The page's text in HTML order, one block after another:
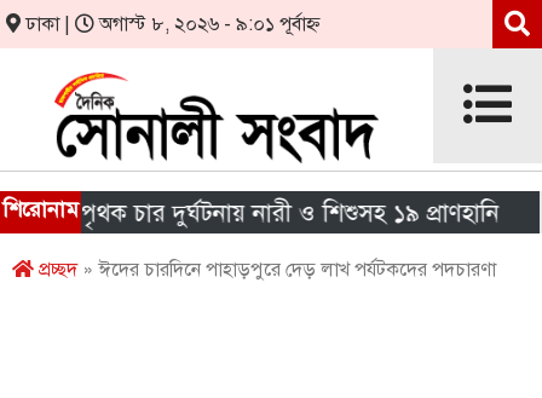
ঢাকা | অগাস্ট ৮, ২০২৬ - ৯:০১ পূর্বাহ্ন
শিরোনাম
পৃথক চার দুর্ঘটনায় নারী ও শিশুসহ ১৯ প্রাণহানি
প্রচ্ছদ» ঈদের চারদিনে পাহাড়পুরে দেড় লাখ পর্যটকদের পদচারণা